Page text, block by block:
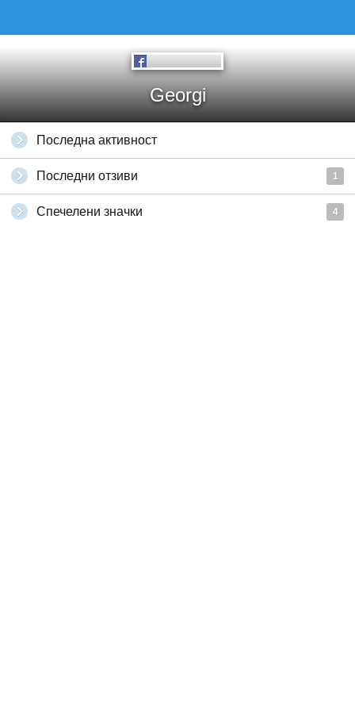
Georgi
Последна активност
Последни отзиви 1
Спечелени значки 4